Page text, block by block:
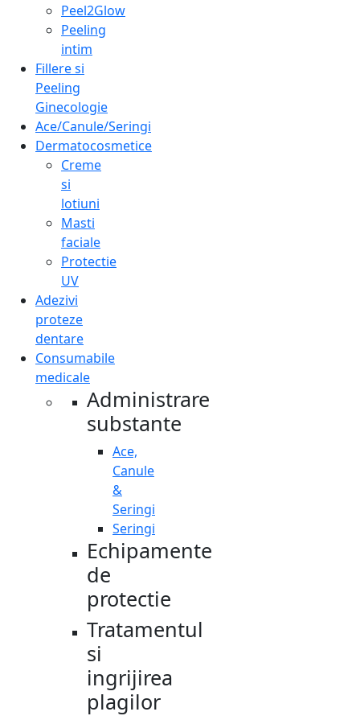
Peel2Glow
Peeling
intim
Fillere si
Peeling
Ginecologie
Ace/Canule/Seringi
Dermatocosmetice
Creme
si
lotiuni
Masti
faciale
Protectie
UV
Adezivi
proteze
dentare
Consumabile
medicale
Administrare
substante
Ace,
Canule
&
Seringi
Seringi
Echipamente
de
protectie
Tratamentul
si
ingrijirea
plagilor